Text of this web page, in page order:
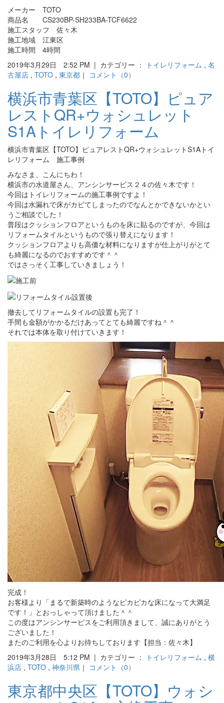
メーカー TOTO
商品名 CS230BP-SH233BA-TCF6622
施工スタッフ 佐々木
施工地域 江東区
施工時間 4時間
2019年3月29日 2:52 PM | カテゴリー ：
トイレリフォーム , 名
古屋店 , TOTO , 東京都 ｜ コメント（0）
横浜市青葉区【TOTO】ピュア
レストQR+ウォシュレット
S1Aトイレリフォーム
横浜市青葉区【TOTO】ピュアレストQR+ウォシュレットS1Aトイ
レリフォーム 施工事例
みなさま、こんにちわ！
横浜市の水道屋さん、アンシンサービス２４の佐々木です！
今回はトイレリフォームの施工事例ですよ！
今回は水漏れで床がカビてしまったのでなんとかできないかとい
うご相談でした！
普段はクッションフロアというものを床に貼るのですが、今回は
リフォームタイルというもので張り替えになります！
クッションフロアよりも高価な材料になりますが仕上がりがとて
も綺麗になるのでおすすめです＾＾
ではさっそく工事していきましょう！
撤去してリフォームタイルの設置も完了！
手間も金額がかかるだけあってとても綺麗ですね＾＾
それでは本体を取り付けていきます！
完成！
お客様より「まるで新築時のようなピカピカな床になって大満足
です！」とおっしゃって頂けました＾＾
この度はアンシンサービスをご利用頂きまして、誠にありがとう
ございました！
またのご利用を心よりお待ちしております【担当：佐々木】
2019年3月28日 5:12 PM | カテゴリー ：
トイレリフォーム , 横
浜店 , TOTO , 神奈川県 ｜ コメント（0）
東京都中央区【TOTO】ウォシ